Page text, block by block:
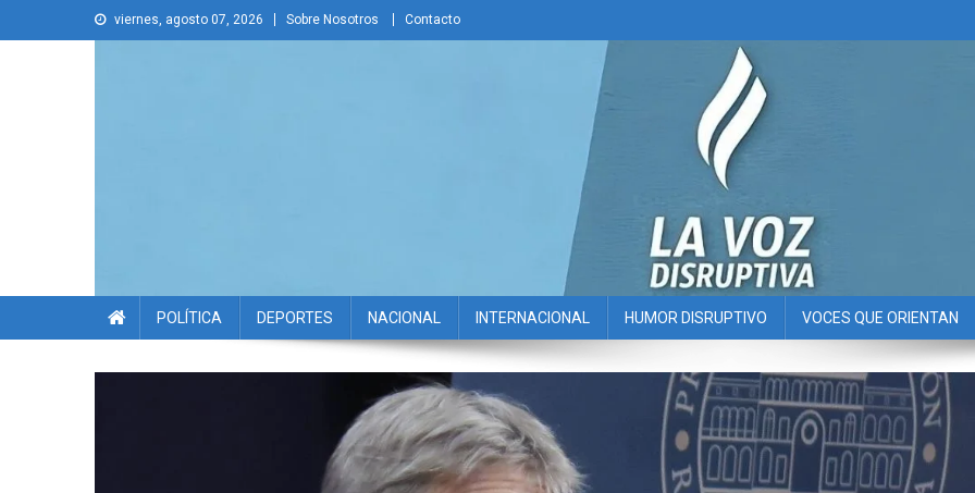
to
viernes, agosto 07, 2026 Sobre Nosotros Contacto
La Voz Disruptiva
POLÍTICA DEPORTES NACIONAL INTERNACIONAL HUMOR DISRUPTIVO VOCES QUE ORIENTAN